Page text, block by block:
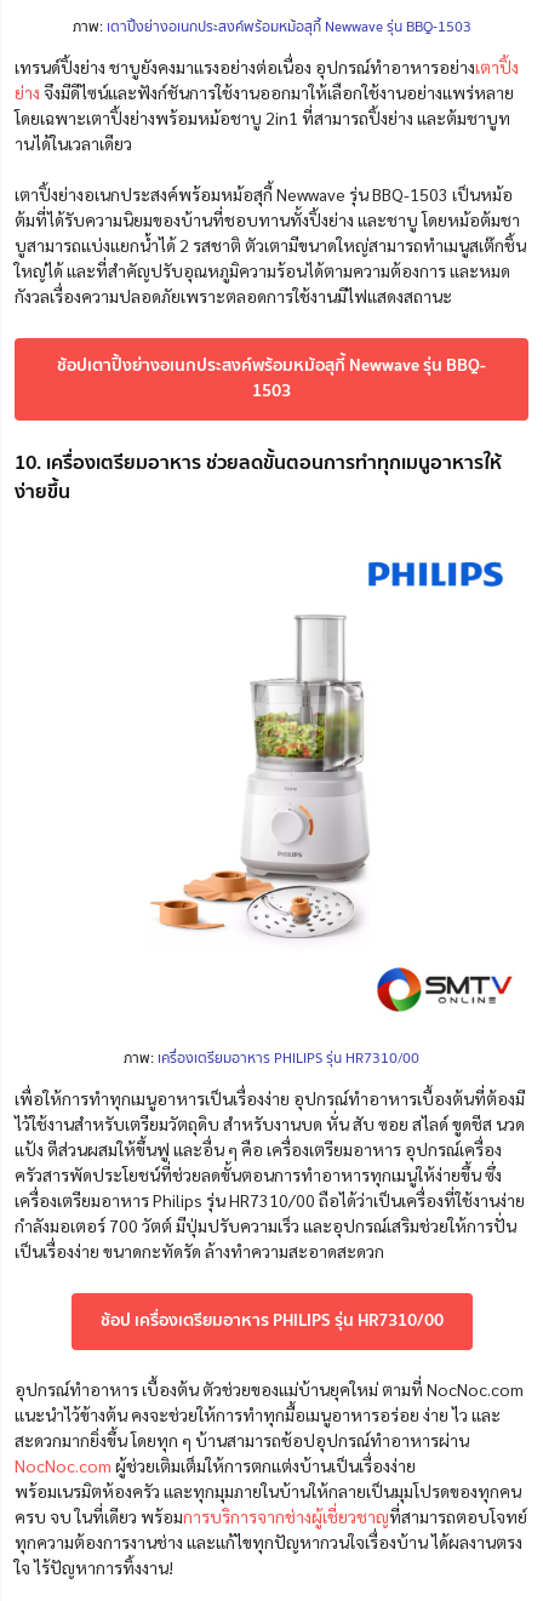
ภาพ: เตาปิ้งย่างอเนกประสงค์พร้อมหม้อสุกี้ Newwave รุ่น BBQ-1503
เทรนด์ปิ้งย่าง ชาบูยังคงมาแรงอย่างต่อเนื่อง อุปกรณ์ทำอาหารอย่างเตาปิ้ง
ย่าง จึงมีดีไซน์และฟังก์ชันการใช้งานออกมาให้เลือกใช้งานอย่างแพร่หลาย
โดยเฉพาะเตาปิ้งย่างพร้อมหม้อชาบู 2in1 ที่สามารถปิ้งย่าง และต้มชาบูท
านได้ในเวลาเดียว
เตาปิ้งย่างอเนกประสงค์พร้อมหม้อสุกี้ Newwave รุ่น BBQ-1503 เป็นหม้อ
ต้มที่ได้รับความนิยมของบ้านที่ชอบทานทั้งปิ้งย่าง และชาบู โดยหม้อต้มชา
บูสามารถแบ่งแยกน้ำได้ 2 รสชาติ ตัวเตามีขนาดใหญ่สามารถทำเมนูสเต๊กชิ้น
ใหญ่ได้ และที่สำคัญปรับอุณหภูมิความร้อนได้ตามความต้องการ และหมด
กังวลเรื่องความปลอดภัยเพราะตลอดการใช้งานมีไฟแสดงสถานะ
ช้อปเตาปิ้งย่างอเนกประสงค์พร้อมหม้อสุกี้ Newwave รุ่น BBQ-
1503
10. เครื่องเตรียมอาหาร ช่วยลดขั้นตอนการทำทุกเมนูอาหารให้
ง่ายขึ้น
ภาพ: เครื่องเตรียมอาหาร PHILIPS รุ่น HR7310/00
เพื่อให้การทำทุกเมนูอาหารเป็นเรื่องง่าย อุปกรณ์ทำอาหารเบื้องต้นที่ต้องมี
ไว้ใช้งานสำหรับเตรียมวัตถุดิบ สำหรับงานบด หั่น สับ ซอย สไลด์ ขูดชีส นวด
แป้ง ตีส่วนผสมให้ขึ้นฟู และอื่น ๆ คือ เครื่องเตรียมอาหาร อุปกรณ์เครื่อง
ครัวสารพัดประโยชน์ที่ช่วยลดขั้นตอนการทำอาหารทุกเมนูให้ง่ายขึ้น ซึ่ง
เครื่องเตรียมอาหาร Philips รุ่น HR7310/00 ถือได้ว่าเป็นเครื่องที่ใช้งานง่าย
กำลังมอเตอร์ 700 วัตต์ มีปุ่มปรับความเร็ว และอุปกรณ์เสริมช่วยให้การปั่น
เป็นเรื่องง่าย ขนาดกะทัดรัด ล้างทำความสะอาดสะดวก
ช้อป เครื่องเตรียมอาหาร PHILIPS รุ่น HR7310/00
อุปกรณ์ทำอาหาร เบื้องต้น ตัวช่วยของแม่บ้านยุคใหม่ ตามที่ NocNoc.com
แนะนำไว้ข้างต้น คงจะช่วยให้การทำทุกมื้อเมนูอาหารอร่อย ง่าย ไว และ
สะดวกมากยิ่งขึ้น โดยทุก ๆ บ้านสามารถช้อปอุปกรณ์ทำอาหารผ่าน
NocNoc.com ผู้ช่วยเติมเต็มให้การตกแต่งบ้านเป็นเรื่องง่าย
พร้อมเนรมิตห้องครัว และทุกมุมภายในบ้านให้กลายเป็นมุมโปรดของทุกคน
ครบ จบ ในที่เดียว พร้อมการบริการจากช่างผู้เชี่ยวชาญที่สามารถตอบโจทย์
ทุกความต้องการงานช่าง และแก้ไขทุกปัญหากวนใจเรื่องบ้าน ได้ผลงานตรง
ใจ ไร้ปัญหาการทิ้งงาน!